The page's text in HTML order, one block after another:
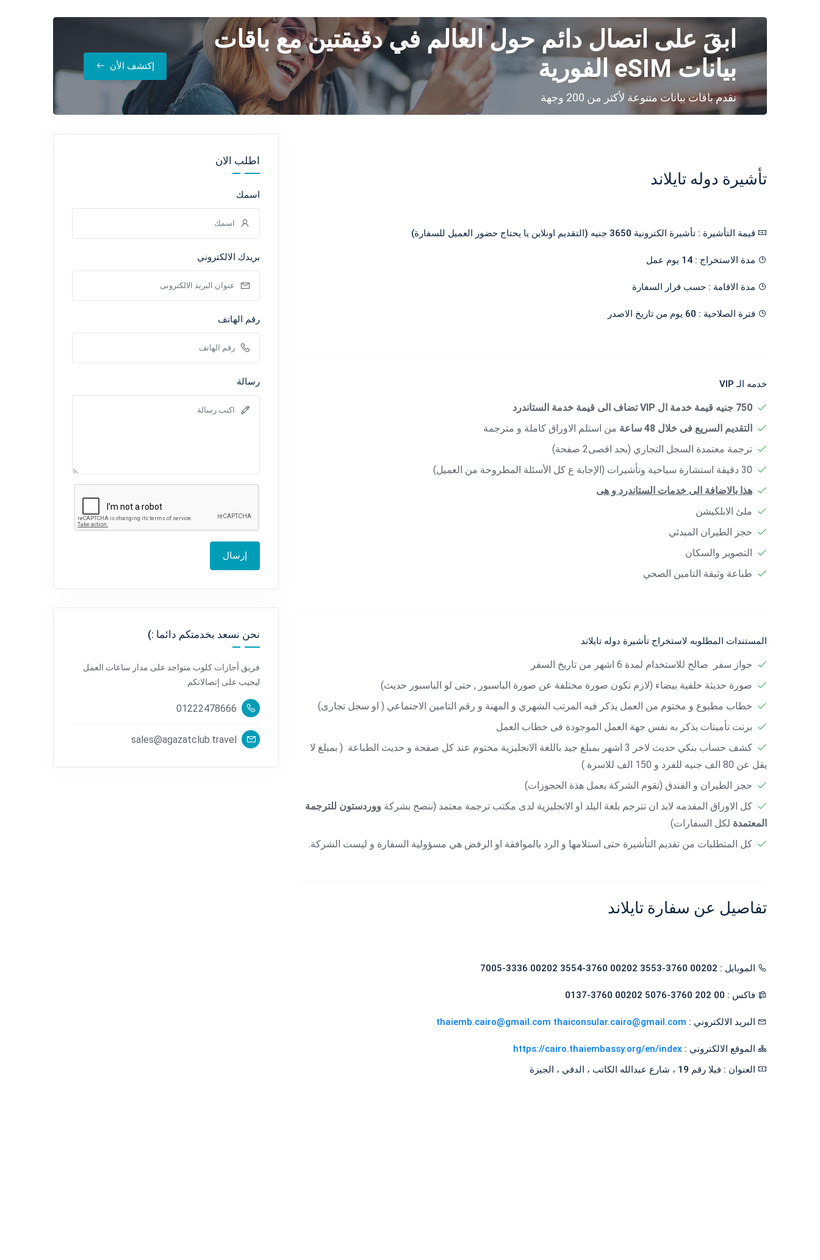
ابقَ على اتصال دائم حول العالم في دقيقتين مع باقات
بيانات eSIM الفورية
نقدم باقات بيانات متنوعة لأكثر من 200 وجهة
إكتشف الأن
تأشيرة دوله تايلاند
قيمة التأشيرة : تأشيرة الكترونية 3650 جنيه (التقديم اونلاين يا يحتاج حضور العميل للسفارة)
مدة الاستخراج : 14 يوم عمل
مدة الاقامة : حسب قرار السفارة
فترة الصلاحية : 60 يوم من تاريخ الاصدر
خدمه الـ VIP
750 جنيه قيمة خدمة ال VIP تضاف الى قيمة خدمة الستاندرد
التقديم السريع فى خلال 48 ساعة
من استلم الاوراق كاملة و مترجمة
ترجمة معتمدة السجل التجاري (بحد اقصى2 صفحة)
30 دقيقة استشارة سياحية وتأشيرات (الإجابة ع كل الأسئلة المطروحة من العميل)
هذا بالاضافة الى خدمات الستاندرد و هى
ملئ الابلكيشن
حجز الطيران المبدئي
التصوير والسكان
طباعة وثيقة التامين الصحي
المستندات المطلوبه لاستخراج تأشيرة دوله تايلاند
جواز سفر صالح للاستخدام لمدة 6 اشهر من تاريخ السفر
صورة حديثة خلفية بيضاء (لازم تكون صورة مختلفة عن صورة الباسبور , حتى لو الباسبور حديث)
خطاب مطبوع و مختوم من العمل يذكر فيه المرتب الشهري و المهنة و رقم التامين الاجتماعي ( او سجل تجارى)
برنت تأمينات يذكر به نفس جهة العمل الموجودة فى خطاب العمل
كشف حساب بنكي حديث لاخر 3 اشهر بمبلغ جيد باللغة الانجليزية مختوم عند كل صفحة و حديث الطباعة ( بمبلغ لا
يقل عن 80 الف جنيه للفرد و 150 الف للاسرة )
حجز الطيران و الفندق (تقوم الشركة بعمل هذة الحجوزات)
كل الاوراق المقدمه لابد ان تترجم بلغة البلد او الانجليزية لدى مكتب ترجمة معتمد (ننصح بشركة ووردستون للترجمة
المعتمدة لكل السفارات)
كل المتطلبات من تقديم التأشيرة حتى استلامها و الرد بالموافقة او الرفض هي مسؤولية السفارة و ليست الشركة.
تفاصيل عن سفارة تايلاند
الموبايل : 00202 3760-3553 00202 3760-3554 00202 3336-7005
فاكس : 00 202 3760-5076 00202 3760-0137
البريد الالكتروني : thaiemb.cairo@gmail.com thaiconsular.cairo@gmail.com
الموقع الالكتروني : https://cairo.thaiembassy.org/en/index
العنوان : فيلا رقم 19 ، شارع عبدالله الكاتب ، الدقي ، الجيزة
اطلب الان
اسمك
بريدك الالكتروني
رقم الهاتف
رسالة
إرسال
نحن نسعد بخدمتكم دائما :)
فريق أجازات كلوب متواجد على مدار ساعات العمل
ليجيب على إتصالاتكم
01222478666
sales@agazatclub.travel